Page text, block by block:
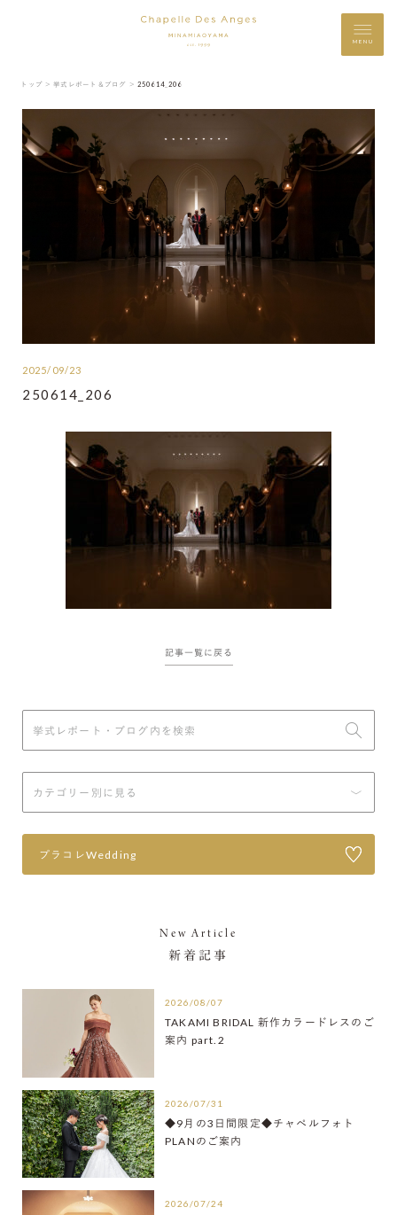
MENU
トップ ＞ 挙式レポート＆ブログ ＞ 250614_206
2025/09/23
250614_206
記事一覧に戻る
プラコレWedding
New Article
新着記事
2026/08/07
TAKAMI BRIDAL 新作カラードレスのご
案内 part.2
2026/07/31
◆9月の3日間限定◆チャペルフォト
PLANのご案内
2026/07/24